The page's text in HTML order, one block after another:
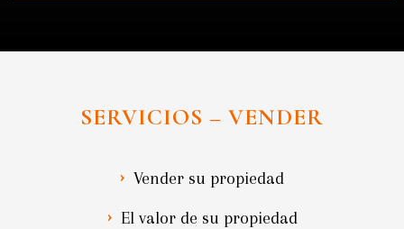
SERVICIOS – VENDER
Vender su propiedad
El valor de su propiedad